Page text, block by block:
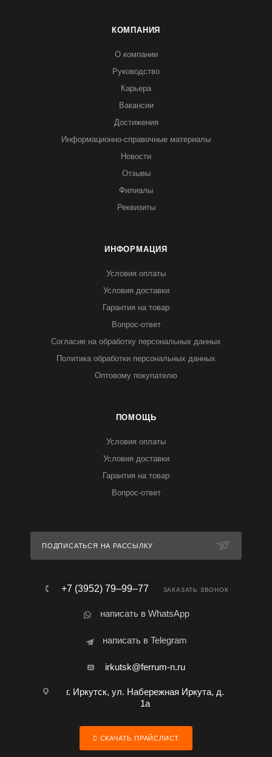
КОМПАНИЯ
О компании
Руководство
Карьера
Вакансии
Достижения
Информационно-справочные материалы
Новости
Отзывы
Филиалы
Реквизиты
ИНФОРМАЦИЯ
Условия оплаты
Условия доставки
Гарантия на товар
Вопрос-ответ
Согласие на обработку персональных данных
Политика обработки персональных данных
Оптовому покупателю
ПОМОЩЬ
Условия оплаты
Условия доставки
Гарантия на товар
Вопрос-ответ
ПОДПИСАТЬСЯ НА РАССЫЛКУ
+7 (3952) 79‒99‒77 ЗАКАЗАТЬ ЗВОНОК
написать в WhatsApp
написать в Telegram
irkutsk@ferrum-n.ru
г. Иркутск, ул. Набережная Иркута, д.
1а
СКАЧАТЬ ПРАЙСЛИСТ